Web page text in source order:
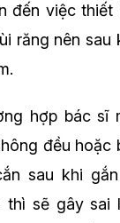
đến việc
răng nên sau
hợp bác sĩ
đều hoặc
sau khi
thì sẽ gây sai